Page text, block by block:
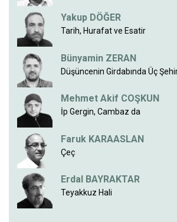
Yakup DÖĞER
Tarih, Hurafat ve Esatir
Bünyamin ZERAN
Düşüncenin Girdabında Üç
Mehmet Akif COŞKUN
İp Gergin, Cambaz da
Faruk KARAASLAN
Çeç
Erdal BAYRAKTAR
Teyakkuz Hali